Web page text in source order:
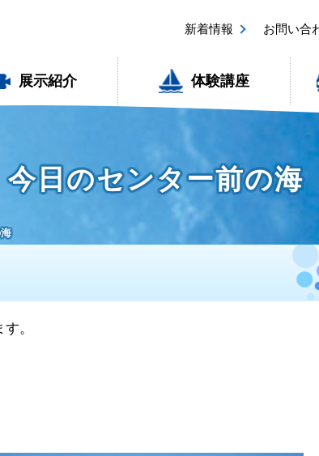
新着情報 お問い合
展示紹介 体験講座
今日のセンター前の海
。